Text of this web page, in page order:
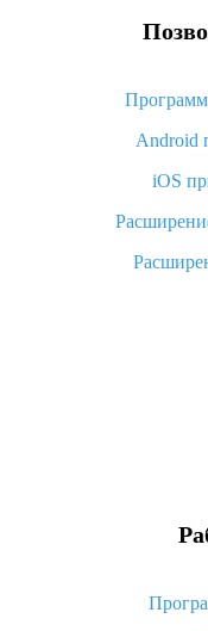
Что делать, если
Как узнать,
Вы отменили заказ
Что такое баллы
«AliExpress Standard
Как
Что делать,
Android
iOS